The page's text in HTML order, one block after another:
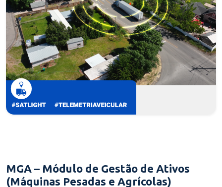
MGA – Módulo de Gestão de Ativos
(Máquinas Pesadas e Agrícolas)